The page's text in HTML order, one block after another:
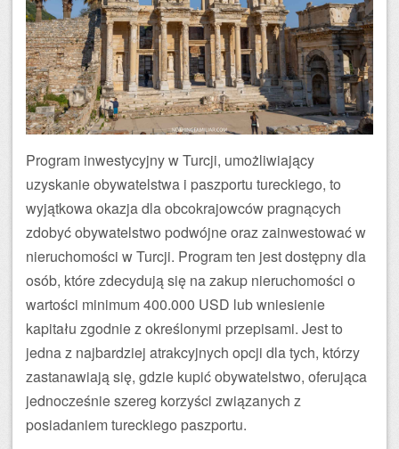
Program inwestycyjny w Turcji, umożliwiający
uzyskanie obywatelstwa i paszportu tureckiego, to
wyjątkowa okazja dla obcokrajowców pragnących
zdobyć obywatelstwo podwójne oraz zainwestować w
nieruchomości w Turcji. Program ten jest dostępny dla
osób, które zdecydują się na zakup nieruchomości o
wartości minimum 400.000 USD lub wniesienie
kapitału zgodnie z określonymi przepisami. Jest to
jedna z najbardziej atrakcyjnych opcji dla tych, którzy
zastanawiają się, gdzie kupić obywatelstwo, oferująca
jednocześnie szereg korzyści związanych z
posiadaniem tureckiego paszportu.